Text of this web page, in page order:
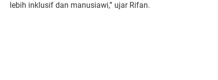
lebih inklusif dan manusiawi,” ujar Rifan.